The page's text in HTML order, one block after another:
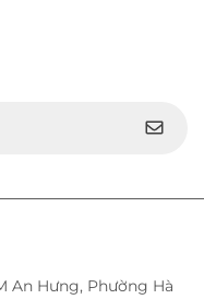
An Hưng, Phường Hà